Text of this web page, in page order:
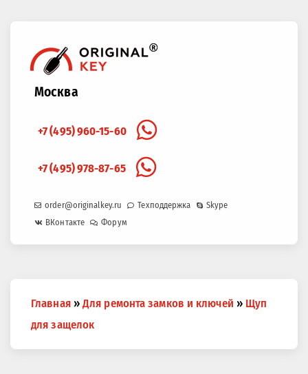
Москва
+7 (495) 960-15-60
+7 (495) 978-87-65
order@originalkey.ru Техподдержка
Skype
ВКонтакте
Форум
здесь
Главная » Для ремонта замков и ключей » Щуп
для защелок